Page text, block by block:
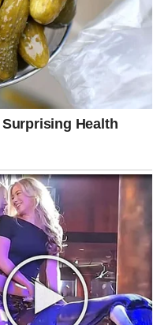
PRIZNANJA I
je dugo nedostajalo –